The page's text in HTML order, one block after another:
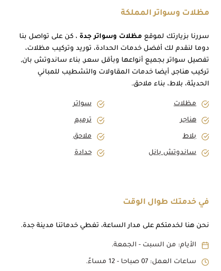
مظلات وسواتر المملكة
سررنا بزيارتك لموقع مظلات وسواتر جدة ، كن على تواصل بنا
دوما لنقدم لك أفضل خدمات الحدادة، توريد وتركيب مظلات،
تفصيل سواتر بجميع أنواعها وبأقل سعر, بناء ساندوتش بان,
تركيب هناجر, أيضا خدمات المقاولات والتشطيب للمباني
الحديثة، بلاط، بناء ملاحق.
مظلات سواتر
هناجر ترميم
بلاط ملاحق
ساندوتش بانل حدادة
في خدمتك طوال الوقت
نحن هنا لخدمتكم على مدار الساعة، تغطي خدماتنا مدينة جدة.
الأيام: من السبت - الجمعة.
ساعات العمل: 07 صباحا - 12 مساءً.